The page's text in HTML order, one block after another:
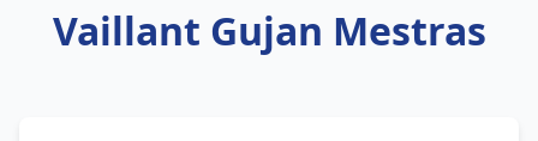
Vaillant Gujan Mestras